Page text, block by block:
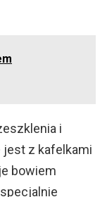
i
jest z kafelkami
bowiem